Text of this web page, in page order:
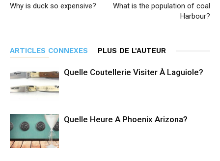
Why is duck so expensive?
What is the population of coal
Harbour?
ARTICLES CONNEXES PLUS DE L'AUTEUR
Quelle Coutellerie Visiter À Laguiole?
Quelle Heure A Phoenix Arizona?